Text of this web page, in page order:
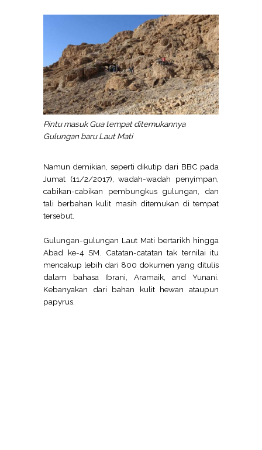
Pintu masuk Gua tempat ditemukannya
Gulungan baru Laut Mati
Namun demikian, seperti dikutip dari BBC pada
Jumat (11/2/2017), wadah-wadah penyimpan,
cabikan-cabikan pembungkus gulungan, dan
tali berbahan kulit masih ditemukan di tempat
tersebut.
Gulungan-gulungan Laut Mati bertarikh hingga
Abad ke-4 SM. Catatan-catatan tak ternilai itu
mencakup lebih dari 800 dokumen yang ditulis
dalam bahasa Ibrani, Aramaik, and Yunani.
Kebanyakan dari bahan kulit hewan ataupun
papyrus.